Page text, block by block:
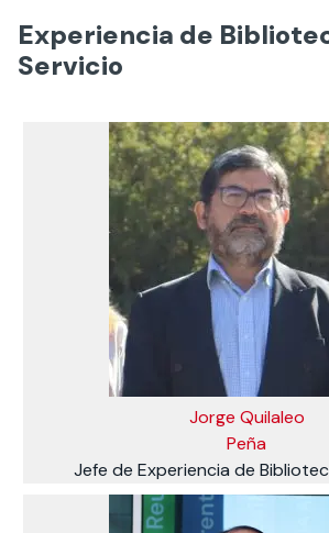
Experiencia de
Servicio
Jorge Quilaleo
Peña
Jefe de Experiencia de